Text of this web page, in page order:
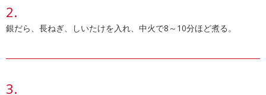
銀だら、長ねぎ、しいたけを入れ、中火で8～10分ほど煮る。